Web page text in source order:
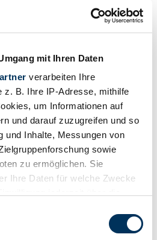
mit Ihren Daten
verarbeiten Ihre
z. B. Ihre IP-Adresse, mithilfe
um Informationen auf
und darauf zuzugreifen und so
und Inhalte, Messungen von
sowie
zu ermöglichen. Sie
Ihre Daten für welche Zwecke
widerrufen